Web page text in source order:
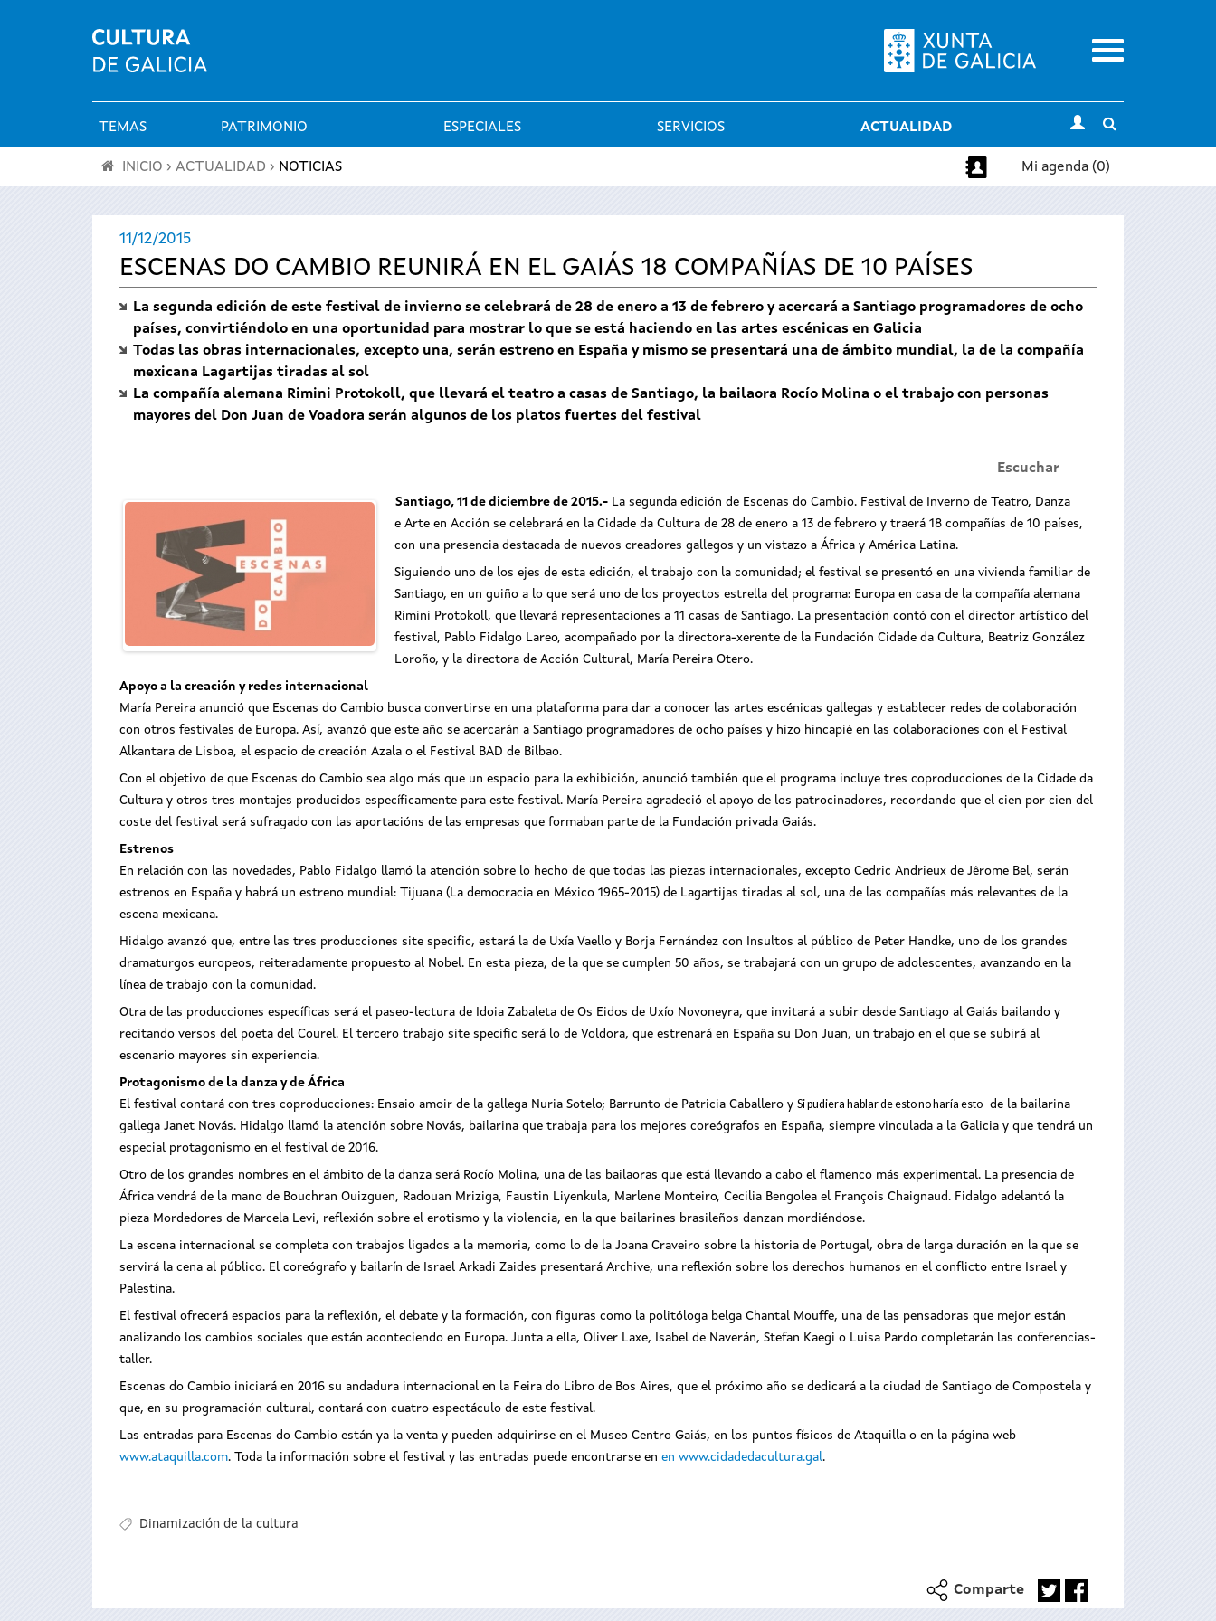
Menu
Menú
principal
TEMAS PATRIMONIO ESPECIALES SERVICIOS ACTUALIDAD
search
encuentra
usted
INICIO › ACTUALIDAD › NOTICIAS Mi agenda (0)
11/12/2015
ESCENAS DO CAMBIO REUNIRÁ EN EL GAIÁS 18 COMPAÑÍAS DE 10 PAÍSES
La segunda edición de este festival de invierno se celebrará de 28 de enero a 13 de febrero y acercará a Santiago programadores de ocho
países, convirtiéndolo en una oportunidad para mostrar lo que se está haciendo en las artes escénicas en Galicia
Todas las obras internacionales, excepto una, serán estreno en España y mismo se presentará una de ámbito mundial, la de la compañía
mexicana Lagartijas tiradas al sol
La compañía alemana Rimini Protokoll, que llevará el teatro a casas de Santiago, la bailaora Rocío Molina o el trabajo con personas
mayores del Don Juan de Voadora serán algunos de los platos fuertes del festival
Escuchar
Santiago, 11 de diciembre de 2015.- La segunda edición de Escenas do Cambio. Festival de Inverno de Teatro, Danza
e Arte en Acción se celebrará en la Cidade da Cultura de 28 de enero a 13 de febrero y traerá 18 compañías de 10 países,
con una presencia destacada de nuevos creadores gallegos y un vistazo a África y América Latina.
Siguiendo uno de los ejes de esta edición, el trabajo con la comunidad; el festival se presentó en una vivienda familiar de
Santiago, en un guiño a lo que será uno de los proyectos estrella del programa: Europa en casa de la compañía alemana
Rimini Protokoll, que llevará representaciones a 11 casas de Santiago. La presentación contó con el director artístico del
festival, Pablo Fidalgo Lareo, acompañado por la directora-xerente de la Fundación Cidade da Cultura, Beatriz González
Loroño, y la directora de Acción Cultural, María Pereira Otero.
Apoyo a la creación y redes internacional
María Pereira anunció que Escenas do Cambio busca convertirse en una plataforma para dar a conocer las artes escénicas gallegas y establecer redes de colaboración
con otros festivales de Europa. Así, avanzó que este año se acercarán a Santiago programadores de ocho países y hizo hincapié en las colaboraciones con el Festival
Alkantara de Lisboa, el espacio de creación Azala o el Festival BAD de Bilbao.
Con el objetivo de que Escenas do Cambio sea algo más que un espacio para la exhibición, anunció también que el programa incluye tres coproducciones de la Cidade da
Cultura y otros tres montajes producidos específicamente para este festival. María Pereira agradeció el apoyo de los patrocinadores, recordando que el cien por cien del
coste del festival será sufragado con las aportacións de las empresas que formaban parte de la Fundación privada Gaiás.
Estrenos
En relación con las novedades, Pablo Fidalgo llamó la atención sobre lo hecho de que todas las piezas internacionales, excepto Cedric Andrieux de Jêrome Bel, serán
estrenos en España y habrá un estreno mundial: Tijuana (La democracia en México 1965-2015) de Lagartijas tiradas al sol, una de las compañías más relevantes de la
escena mexicana.
Hidalgo avanzó que, entre las tres producciones site specific, estará la de Uxía Vaello y Borja Fernández con Insultos al público de Peter Handke, uno de los grandes
dramaturgos europeos, reiteradamente propuesto al Nobel. En esta pieza, de la que se cumplen 50 años, se trabajará con un grupo de adolescentes, avanzando en la
línea de trabajo con la comunidad.
Otra de las producciones específicas será el paseo-lectura de Idoia Zabaleta de Os Eidos de Uxío Novoneyra, que invitará a subir desde Santiago al Gaiás bailando y
recitando versos del poeta del Courel. El tercero trabajo site specific será lo de Voldora, que estrenará en España su Don Juan, un trabajo en el que se subirá al
escenario mayores sin experiencia.
Protagonismo de la danza y de África
El festival contará con tres coproducciones: Ensaio amoir de la gallega Nuria Sotelo; Barrunto de Patricia Caballero y Si pudiera hablar de esto no haría esto de la bailarina
gallega Janet Novás. Hidalgo llamó la atención sobre Novás, bailarina que trabaja para los mejores coreógrafos en España, siempre vinculada a la Galicia y que tendrá un
especial protagonismo en el festival de 2016.
Otro de los grandes nombres en el ámbito de la danza será Rocío Molina, una de las bailaoras que está llevando a cabo el flamenco más experimental. La presencia de
África vendrá de la mano de Bouchran Ouizguen, Radouan Mriziga, Faustin Liyenkula, Marlene Monteiro, Cecilia Bengolea el François Chaignaud. Fidalgo adelantó la
pieza Mordedores de Marcela Levi, reflexión sobre el erotismo y la violencia, en la que bailarines brasileños danzan mordiéndose.
La escena internacional se completa con trabajos ligados a la memoria, como lo de la Joana Craveiro sobre la historia de Portugal, obra de larga duración en la que se
servirá la cena al público. El coreógrafo y bailarín de Israel Arkadi Zaides presentará Archive, una reflexión sobre los derechos humanos en el conflicto entre Israel y
Palestina.
El festival ofrecerá espacios para la reflexión, el debate y la formación, con figuras como la politóloga belga Chantal Mouffe, una de las pensadoras que mejor están
analizando los cambios sociales que están aconteciendo en Europa. Junta a ella, Oliver Laxe, Isabel de Naverán, Stefan Kaegi o Luisa Pardo completarán las conferencias-
taller.
Escenas do Cambio iniciará en 2016 su andadura internacional en la Feira do Libro de Bos Aires, que el próximo año se dedicará a la ciudad de Santiago de Compostela y
que, en su programación cultural, contará con cuatro espectáculo de este festival.
Las entradas para Escenas do Cambio están ya la venta y pueden adquirirse en el Museo Centro Gaiás, en los puntos físicos de Ataquilla o en la página web
www.ataquilla.com. Toda la información sobre el festival y las entradas puede encontrarse en en www.cidadedacultura.gal.
Dinamización de la cultura
Comparte